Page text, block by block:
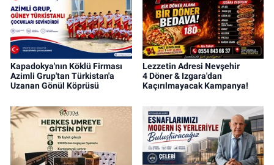
Kapadokya'nın Köklü Firması
Azimli Grup'tan Türkistan'a
Uzanan Gönül Köprüsü
Lezzetin Adresi Nevşehir
4 Döner & Izgara'dan
Kaçırılmayacak Kampanya!